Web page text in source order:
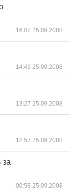
16:07 25.09.2008
14:49 25.09.2008
13:27 25.09.2008
12:57 25.09.2008
за
00:58 25.09.2008